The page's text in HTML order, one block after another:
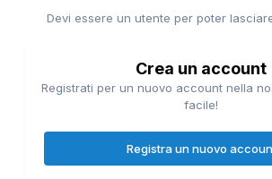
Devi essere un utente per poter
Crea un account
Registrati per un nuovo account nella
facile!
Registra un nuovo